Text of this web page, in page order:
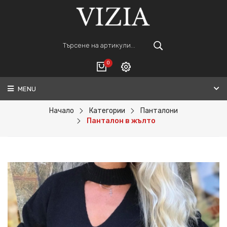
0
ВАШАТА КОЛИЧКА Е ПРАЗНА.
ПОРЪЧАЙ
Регистрация
MENU
Начало Категории
Панталони
Панталон в жълто